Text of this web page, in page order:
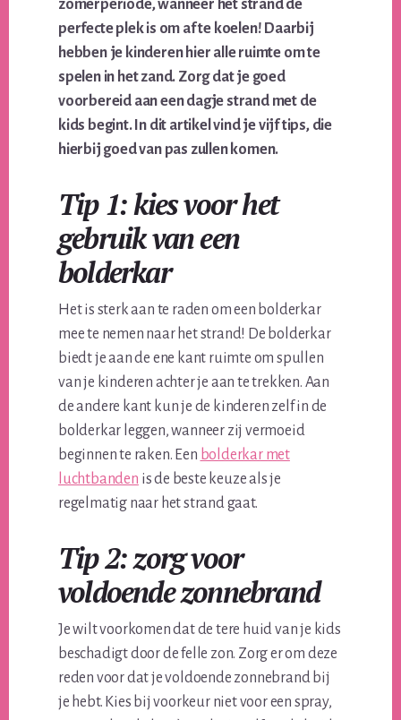
zomerperiode, wanneer het strand de
perfecte plek is om af te koelen! Daarbij
hebben je kinderen hier alle ruimte om te
spelen in het zand. Zorg dat je goed
voorbereid aan een dagje strand met de
kids begint. In dit artikel vind je vijf tips, die
hierbij goed van pas zullen komen.
Tip 1: kies voor het
gebruik van een
bolderkar
Het is sterk aan te raden om een bolderkar
mee te nemen naar het strand! De bolderkar
biedt je aan de ene kant ruimte om spullen
van je kinderen achter je aan te trekken. Aan
de andere kant kun je de kinderen zelf in de
bolderkar leggen, wanneer zij vermoeid
beginnen te raken. Een bolderkar met
luchtbanden is de beste keuze als je
regelmatig naar het strand gaat.
Tip 2: zorg voor
voldoende zonnebrand
Je wilt voorkomen dat de tere huid van je kids
beschadigt door de felle zon. Zorg er om deze
reden voor dat je voldoende zonnebrand bij
je hebt. Kies bij voorkeur niet voor een spray,